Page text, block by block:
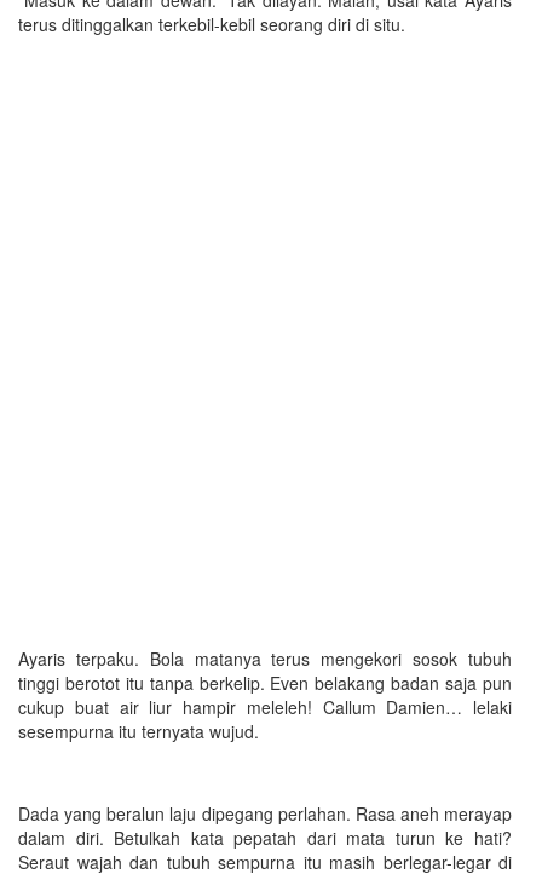
terus ditinggalkan terkebil-kebil seorang diri di situ.
Ayaris terpaku. Bola matanya terus mengekori sosok tubuh
tinggi berotot itu tanpa berkelip. Even belakang badan saja pun
cukup buat air liur hampir meleleh! Callum Damien… lelaki
sesempurna itu ternyata wujud.
Dada yang beralun laju dipegang perlahan. Rasa aneh merayap
dalam diri. Betulkah kata pepatah dari mata turun ke hati?
Seraut wajah dan tubuh sempurna itu masih berlegar-legar di